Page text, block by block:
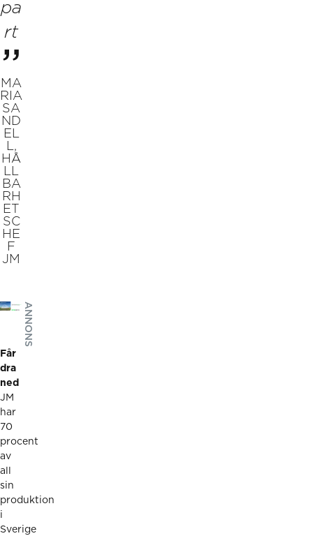
pa
rt
MA
RIA
SA
ND
EL
L,
HÅ
LL
BA
RH
ET
SC
HE
F
JM
ANNONS
Får
dra
ned
JM
har
70
procent
av
all
sin
produktion
i
Sverige